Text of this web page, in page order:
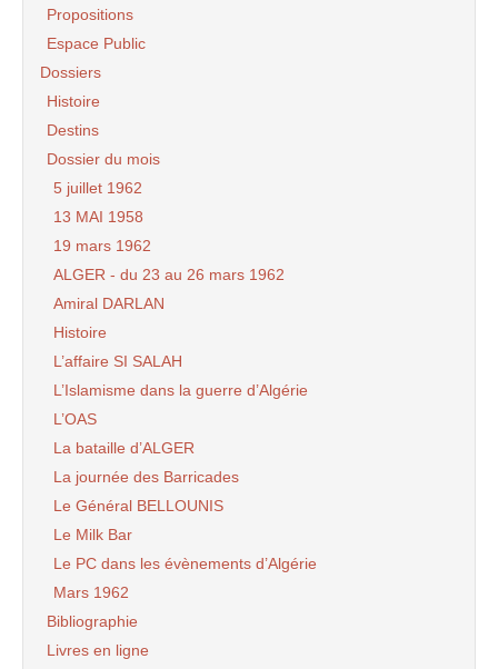
Propositions
Espace Public
Dossiers
Histoire
Destins
Dossier du mois
5 juillet 1962
13 MAI 1958
19 mars 1962
ALGER - du 23 au 26 mars 1962
Amiral DARLAN
Histoire
L’affaire SI SALAH
L’Islamisme dans la guerre d’Algérie
L’OAS
La bataille d’ALGER
La journée des Barricades
Le Général BELLOUNIS
Le Milk Bar
Le PC dans les évènements d’Algérie
Mars 1962
Bibliographie
Livres en ligne